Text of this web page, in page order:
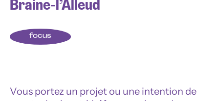
Braine-l’Alleud
focus
Vous portez un projet ou une intention de